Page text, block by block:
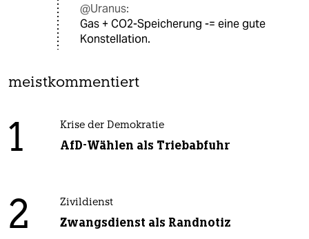
@Uranus:
Gas + CO2-Speicherung -= eine gute
Konstellation.
meistkommentiert
1 Krise der Demokratie
AfD-Wählen als Triebabfuhr
2 Zivildienst
Zwangsdienst als Randnotiz